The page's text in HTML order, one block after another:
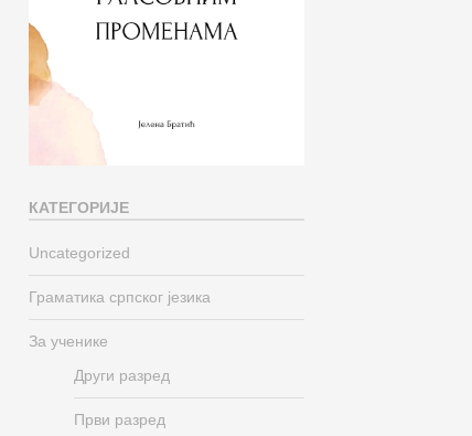
КАТЕГОРИЈЕ
Uncategorized
Граматика српског језика
За ученике
Други разред
Први разред